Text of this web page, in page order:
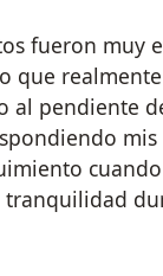
fueron muy
que
al pendiente
tranquilidad